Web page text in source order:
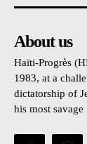
About us
Haïti-Progrès
1983, at a
dictatorship of
his most savage